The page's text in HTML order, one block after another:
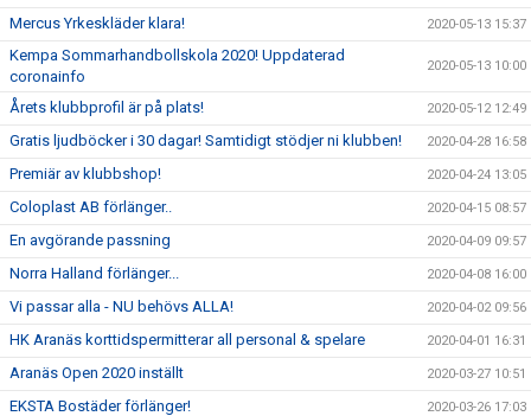
Mercus Yrkeskläder klara! 2020-05-13 15:37
Kempa Sommarhandbollskola 2020! Uppdaterad
coronainfo
2020-05-13 10:00
Årets klubbprofil är på plats! 2020-05-12 12:49
Gratis ljudböcker i 30 dagar! Samtidigt stödjer ni klubben! 2020-04-28 16:58
Premiär av klubbshop! 2020-04-24 13:05
Coloplast AB förlänger.. 2020-04-15 08:57
En avgörande passning 2020-04-09 09:57
Norra Halland förlänger... 2020-04-08 16:00
Vi passar alla - NU behövs ALLA! 2020-04-02 09:56
HK Aranäs korttidspermitterar all personal & spelare 2020-04-01 16:31
Aranäs Open 2020 inställt 2020-03-27 10:51
EKSTA Bostäder förlänger! 2020-03-26 17:03